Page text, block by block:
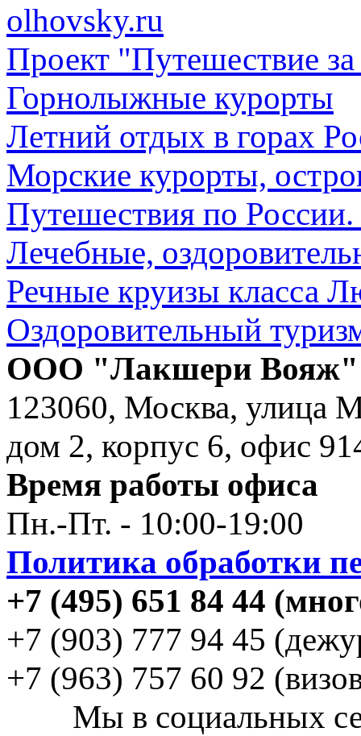
olhovsky.ru
Проект "Путешествие
Горнолыжные курорты
Летний отдых в горах
Морские курорты,
Путешествия по
Лечебные,
Речные круизы класса
Оздоровительный
ООО "Лакшери Вояж"
123060, Москва, улица
дом 2, корпус 6, офис
Время работы офиса
Пн.-Пт. - 10:00-19:00
Политика обработки
+7 (495) 651 84 44
+7 (903) 777 94 45
+7 (963) 757 60 92
Мы в социальных